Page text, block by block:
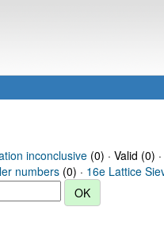
inconclusive(0) · Valid (0) ·
numbers (0) · 16e Lattice